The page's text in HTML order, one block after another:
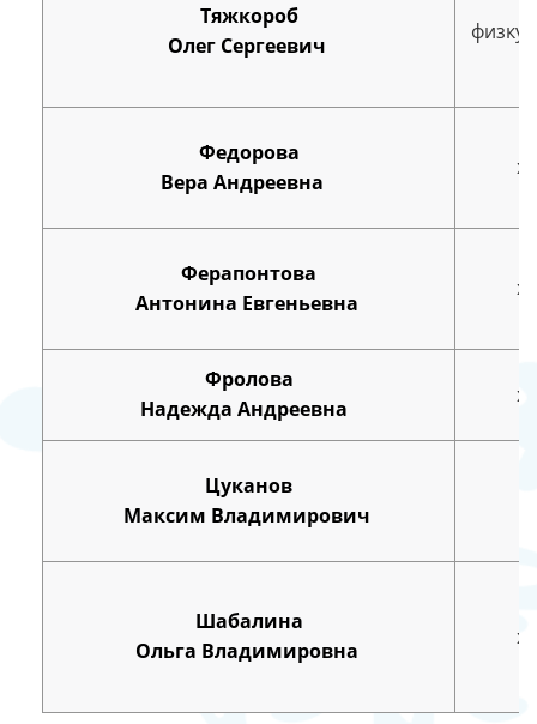
Тяжкороб
Олег Сергеевич
Федорова
Вера Андреевна
Ферапонтова
Антонина Евгеньевна
Фролова
Надежда Андреевна
Цуканов
Максим Владимирович
Шабалина
Ольга Владимировна